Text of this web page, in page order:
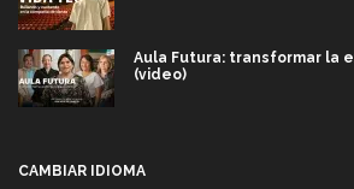
Aula Futura: transformar la
(video)
CAMBIAR IDIOMA